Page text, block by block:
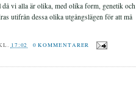
då vi alla är olika, med olika form, genetik och
utifrån dessa olika utgångslägen för att må
17:02 0 KOMMENTARER